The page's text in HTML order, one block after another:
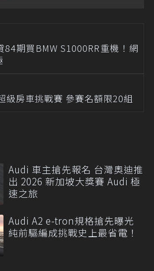
84期買BMW S1000RR重機！網
級房車挑戰賽 參賽名額限20組
Audi 車主搶先報名 台灣奧迪推
出 2026 新加坡大獎賽 Audi 極
速之旅
Audi A2 e-tron規格搶先曝光
純前驅編成挑戰史上最省電！